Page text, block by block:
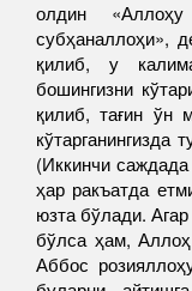
олдин
субҳаналлоҳи»,
қилиб, у
бошингизни
қилиб, тағин ўн
кўтарганингизда
(Иккинчи
ҳар ракъатда
юзта бўлади. Агар
бўлса ҳам,
Аббос